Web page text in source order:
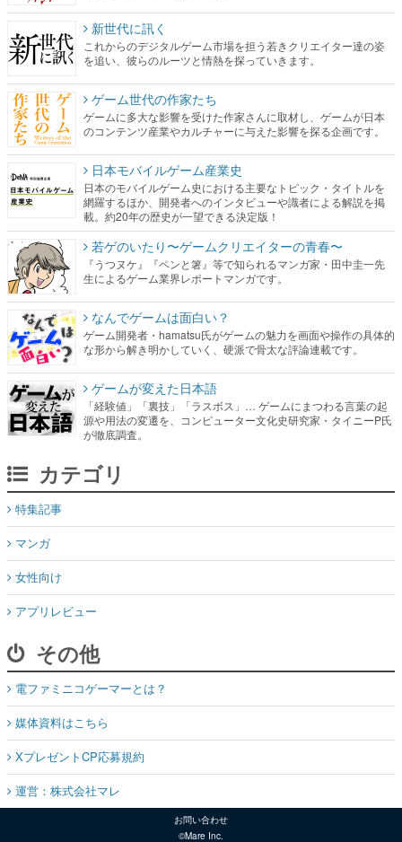
新世代に訊く
これからのデジタルゲーム市場を担う若きクリエイター達の姿
を追い、彼らのルーツと情熱を探っていきます。
ゲーム世代の作家たち
ゲームに多大な影響を受けた作家さんに取材し、ゲームが日本
のコンテンツ産業やカルチャーに与えた影響を探る企画です。
日本モバイルゲーム産業史
日本のモバイルゲーム史における主要なトピック・タイトルを
網羅するほか、開発者へのインタビューや識者による解説を掲
載。約20年の歴史が一望できる決定版！
若ゲのいたり〜ゲームクリエイターの青春〜
『うつヌケ』『ペンと箸』等で知られるマンガ家・田中圭一先
生によるゲーム業界レポートマンガです。
なんでゲームは面白い？
ゲーム開発者・hamatsu氏がゲームの魅力を画面や操作の具体的
な形から解き明かしていく、硬派で骨太な評論連載です。
ゲームが変えた日本語
「経験値」「裏技」「ラスボス」… ゲームにまつわる言葉の起
源や用法の変遷を、コンピューター文化史研究家・タイニーP氏
が徹底調査。
カテゴリ
特集記事
マンガ
女性向け
アプリレビュー
その他
電ファミニコゲーマーとは？
媒体資料はこちら
XプレゼントCP応募規約
運営：株式会社マレ
お問い合わせ
©Mare Inc.